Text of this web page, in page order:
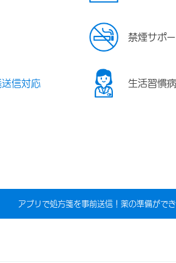
禁煙サポ
信対応 生活習慣
アプリで処方箋を事前送信！薬の準備がで